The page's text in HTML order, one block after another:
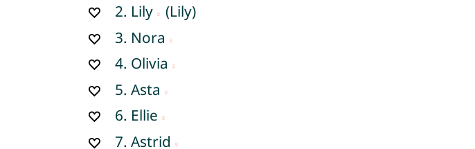
2. Lily
(Lily)
3. Nora
4. Olivia
5.Asta
6. Ellie
7.Astrid